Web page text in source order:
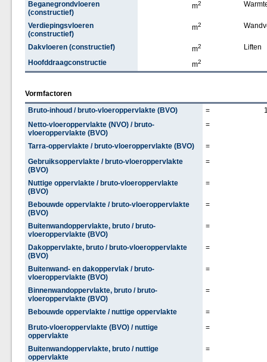
Beganegrondvloeren
(constructief)
m2
Verdiepingsvloeren
(constructief)
m2
Dakvloeren (constructief) m2
Liften
Hoofddraagconstructie
m2
Vormfactoren
Bruto-inhoud / bruto-vloeroppervlakte (BVO)
=
Netto-vloeroppervlakte (NVO) / bruto-
vloeroppervlakte (BVO)
=
Tarra-oppervlakte / bruto-vloeroppervlakte (BVO)
=
Gebruiksoppervlakte / bruto-vloeroppervlakte
(BVO)
=
Nuttige oppervlakte / bruto-vloeroppervlakte
(BVO)
=
Bebouwde oppervlakte / bruto-vloeroppervlakte
(BVO)
=
Buitenwandoppervlakte, bruto / bruto-
vloeroppervlakte (BVO)
=
Dakoppervlakte, bruto / bruto-vloeroppervlakte
(BVO)
=
Buitenwand- en dakoppervlak / bruto-
vloeroppervlakte (BVO)
=
Binnenwandoppervlakte, bruto / bruto-
vloeroppervlakte (BVO)
=
Bebouwde oppervlakte / nuttige oppervlakte
=
Bruto-vloeroppervlakte (BVO) / nuttige
oppervlakte
=
Buitenwandoppervlakte, bruto / nuttige
oppervlakte
=